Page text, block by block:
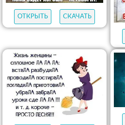
ОТКРЫТЬ СКАЧАТЬ